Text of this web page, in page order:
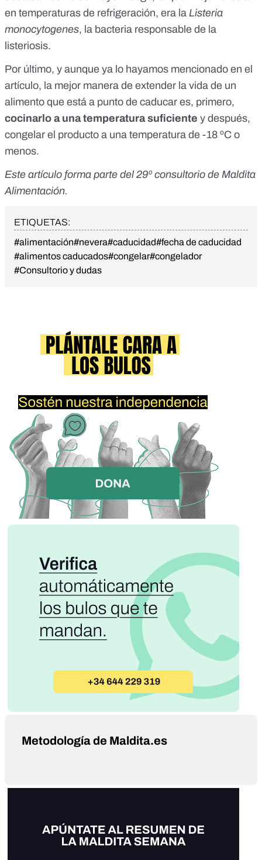
en temperaturas de refrigeración, era la Listeria
monocytogenes, la bacteria responsable de la
listeriosis.
Por último, y aunque ya lo hayamos mencionado en el
artículo, la mejor manera de extender la vida de un
alimento que está a punto de caducar es, primero,
cocinarlo a una temperatura suficiente y después,
congelar el producto a una temperatura de -18 ºC o
menos.
Este artículo forma parte del29º consultorio de Maldita
Alimentación.
ETIQUETAS:
#alimentación#nevera#caducidad#fecha de caducidad
#alimentos caducados#congelar#congelador
#Consultorio y dudas
Metodología de Maldita.es